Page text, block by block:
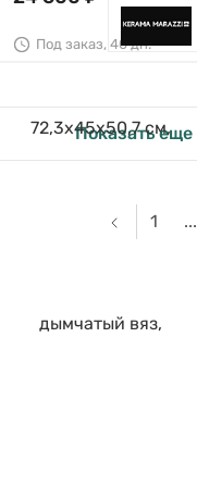
Под заказ, 40 дн.
Показать еще
1 ...